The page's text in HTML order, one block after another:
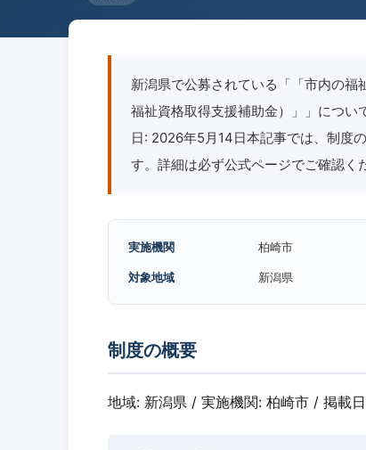
新潟県で公募されている「「市内の
福祉資格取得支援補助金）」」につ
日: 2026年5月14日本記事では、制度
す。詳細は必ず公式ページでご確認く
実施機関 柏崎市
対象地域 新潟県
制度の概要
地域: 新潟県 / 実施機関: 柏崎市 / 掲載